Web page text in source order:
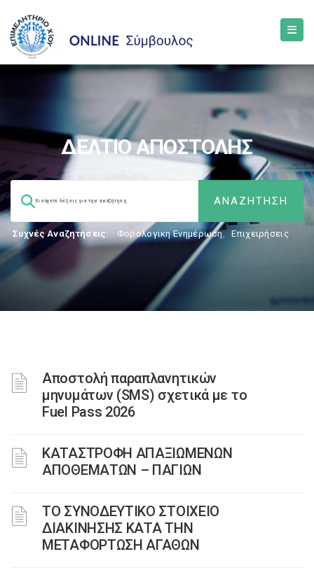
ΔΕΛΤΙΟ ΑΠΟΣΤΟΛΗΣ
Συχνές Αναζητήσεις: Φορολογικη Ενημέρωση, Επιχειρήσεις
Αποστολή παραπλανητικών
μηνυμάτων (SMS) σχετικά με το
Fuel Pass 2026
ΚΑΤΑΣΤΡΟΦH ΑΠΑΞΙΩΜEΝΩΝ
ΑΠΟΘΕΜAΤΩΝ – ΠΑΓIΩΝ
ΤΟ ΣΥΝΟΔΕΥΤΙΚΟ ΣΤΟΙΧΕΙΟ
ΔΙΑΚΙΝΗΣΗΣ ΚΑΤΑ ΤΗΝ
ΜΕΤΑΦΟΡΤΩΣΗ ΑΓΑΘΩΝ